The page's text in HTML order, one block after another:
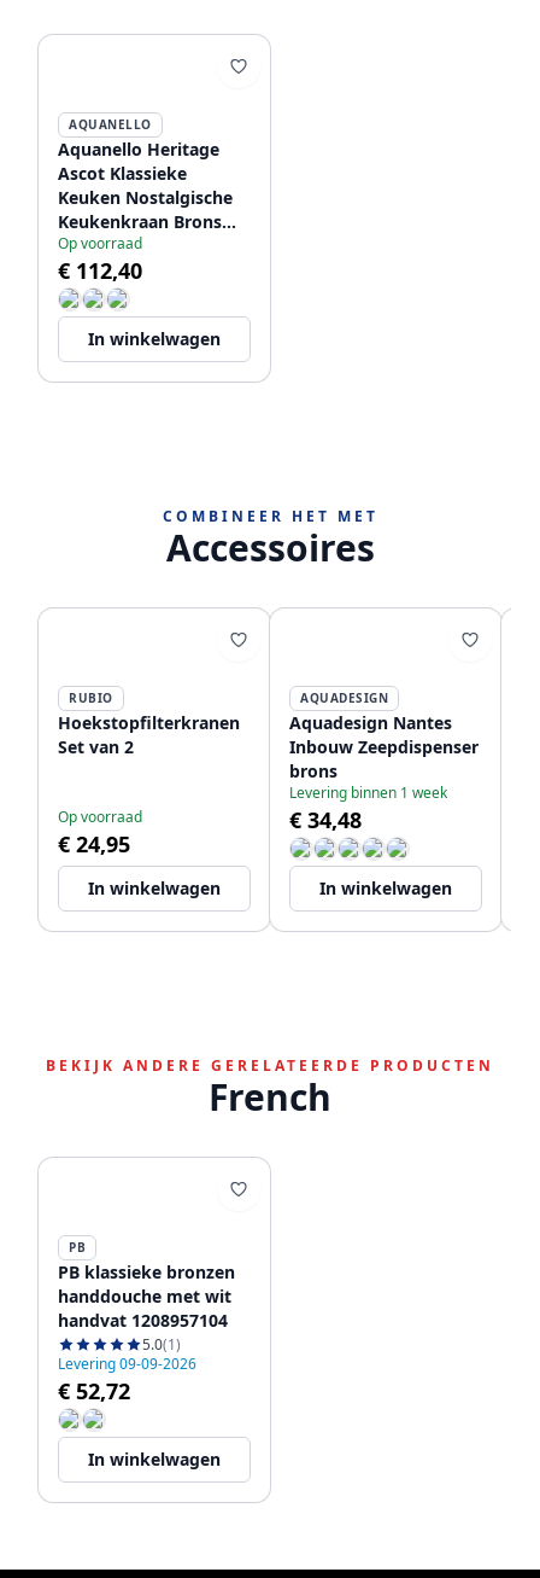
AQUANELLO
Aquanello Heritage
Ascot Klassieke
Keuken Nostalgische
Keukenkraan Brons
BN-4004-HA
Op voorraad
€ 112,40
In winkelwagen
COMBINEER HET MET
Accessoires
RUBIO
Hoekstopfilterkranen
Set van 2
Op voorraad
€ 24,95
In winkelwagen
AQUADESIGN
Aquadesign Nantes
Inbouw Zeepdispenser
brons
Levering binnen 1 week
€ 34,48
In winkelwagen
BEKIJK ANDERE GERELATEERDE PRODUCTEN
French
PB
PB klassieke bronzen
handdouche met wit
handvat 1208957104
5.0(1)
Levering 09-09-2026
€ 52,72
In winkelwagen